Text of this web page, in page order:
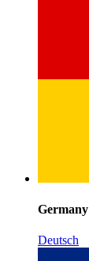
Germany
Deutsch